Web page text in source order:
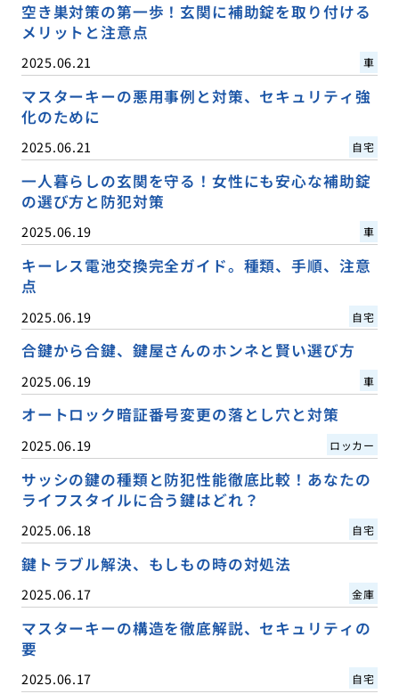
空き巣対策の第一歩！玄関に補助錠を取り付ける
メリットと注意点
2025.06.21 車
マスターキーの悪用事例と対策、セキュリティ強
化のために
2025.06.21 自宅
一人暮らしの玄関を守る！女性にも安心な補助錠
の選び方と防犯対策
2025.06.19 車
キーレス電池交換完全ガイド。種類、手順、注意
点
2025.06.19 自宅
合鍵から合鍵、鍵屋さんのホンネと賢い選び方
2025.06.19 車
オートロック暗証番号変更の落とし穴と対策
2025.06.19 ロッカー
サッシの鍵の種類と防犯性能徹底比較！あなたの
ライフスタイルに合う鍵はどれ？
2025.06.18 自宅
鍵トラブル解決、もしもの時の対処法
2025.06.17 金庫
マスターキーの構造を徹底解説、セキュリティの
要
2025.06.17 自宅